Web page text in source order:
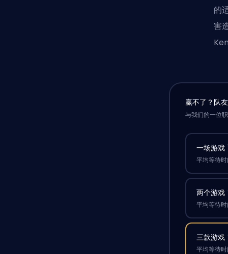
的
害
赢不了？队
与我们的一位
一场游戏
平均等待
两个游戏
平均等待
三款游戏
平均等待